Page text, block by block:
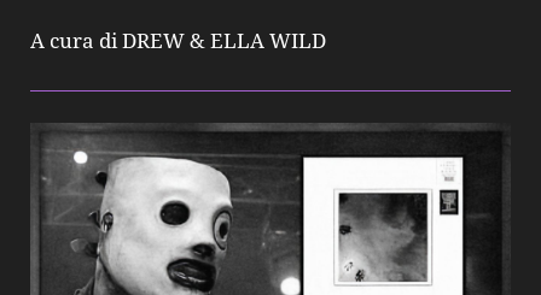
A cura di DREW & ELLA WILD